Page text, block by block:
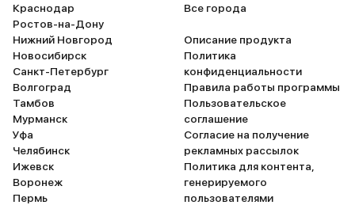
Краснодар
Ростов-на-Дону
Нижний Новгород
Новосибирск
Санкт-Петербург
Волгоград
Тамбов
Мурманск
Уфа
Челябинск
Ижевск
Воронеж
Пермь
Все города
Описание продукта
Политика
конфиденциальности
Правила работы программы
Пользовательское
соглашение
Согласие на получение
рекламных рассылок
Политика для контента,
генерируемого
пользователями